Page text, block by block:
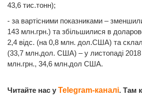
43,6 тис.тонн);
- за вартісними показниками –
143 млн.грн.) та збільшилися в
2,4 відс. (на 0,8 млн. дол.США) та
(33,7 млн.дол. США) – у листопаді 2018
млн.грн., 34,6 млн.дол США.
Читайте нас у Telegram-каналі. Там